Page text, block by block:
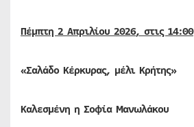
Πέμπτη 2 Απριλίου 2026, στις 14:00
«Σαλάδο Κέρκυρας, μέλι Κρήτης»
Καλεσμένη η Σοφία Μανωλάκου